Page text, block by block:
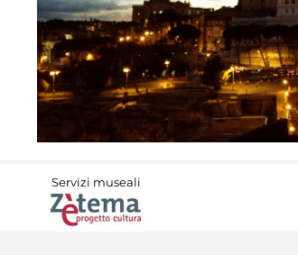
Servizi museali